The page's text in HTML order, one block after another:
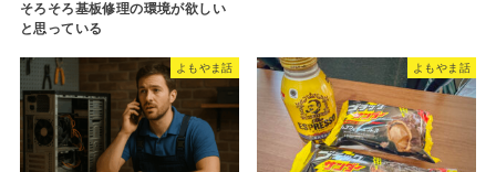
そろそろ基板修理の環境が欲しい
と思っている
よもやま話 よもやま話